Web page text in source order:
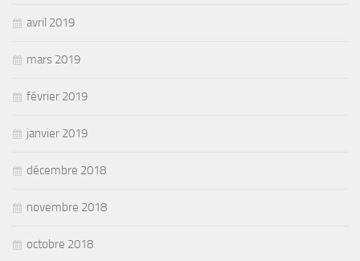
avril 2019
mars 2019
février 2019
janvier 2019
décembre 2018
novembre 2018
octobre 2018